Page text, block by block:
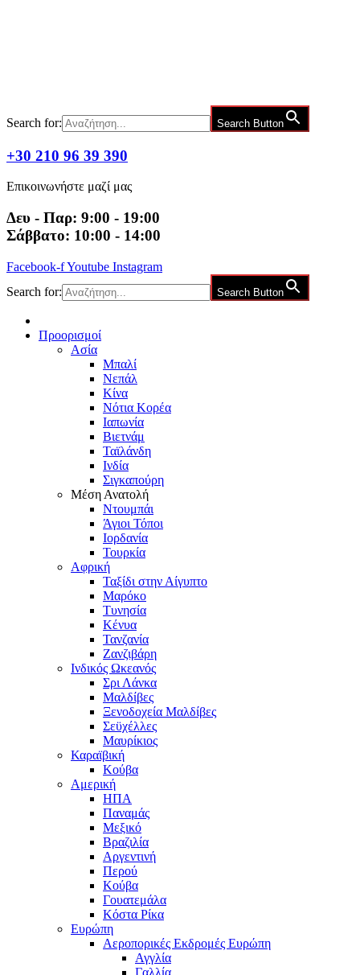
Search for: Search Button
+30 210 96 39 390
Επικοινωνήστε μαζί μας
Δευ - Παρ: 9:00 - 19:00
Σάββατο: 10:00 - 14:00
Facebook-fYoutube Instagram
Search for:
Search Button
Προορισμοί
Ασία
Μπαλί
Νεπάλ
Κίνα
Νότια Κορέα
Ιαπωνία
Βιετνάμ
Ταϊλάνδη
Ινδία
Σιγκαπούρη
Μέση Ανατολή
Ντουμπάι
Άγιοι Τόποι
Ιορδανία
Τουρκία
Αφρική
Ταξίδι στην Αίγυπτο
Μαρόκο
Τυνησία
Κένυα
Τανζανία
Ζανζιβάρη
Ινδικός Ωκεανός
Σρι Λάνκα
Μαλδίβες
Ξενοδοχεία Μαλδίβες
Σεϋχέλλες
Μαυρίκιος
Καραϊβική
Κούβα
Αμερική
ΗΠΑ
Παναμάς
Μεξικό
Βραζιλία
Αργεντινή
Περού
Κούβα
Γουατεμάλα
Κόστα Ρίκα
Ευρώπη
Αεροπορικές Εκδρομές Ευρώπη
Αγγλία
Γαλλία